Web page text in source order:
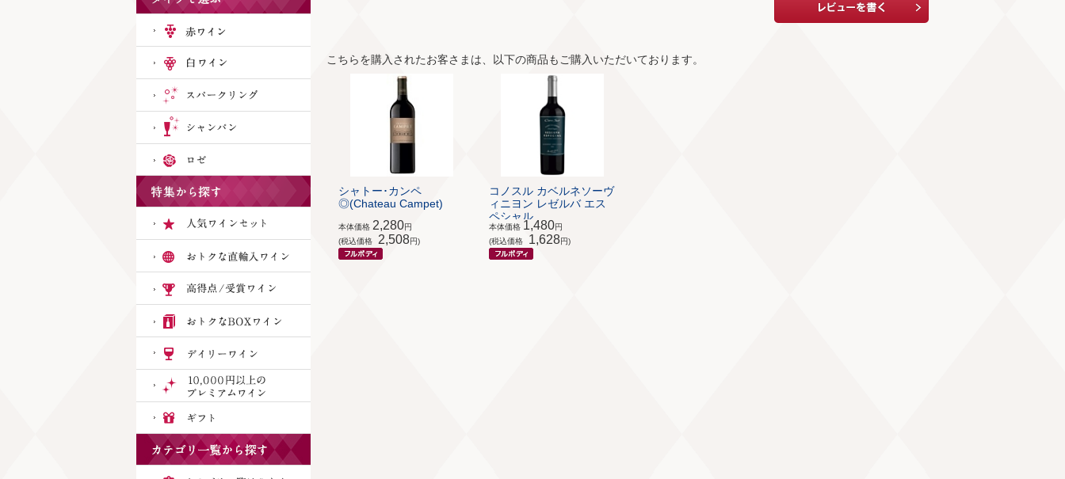
こちらを購入されたお客さまは、以下の商品もご購入いただいております。
シャトー･カンペ
◎(Chateau Campet)
本体価格 2,280円
(税込価格
2,508円)
コノスル カベルネソーヴ
ィニヨン レゼルバ エス
ペシャル...
本体価格 1,480円
(税込価格
1,628円)